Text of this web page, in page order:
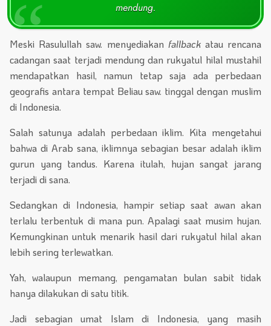
mendung.
Meski Rasulullah saw. menyediakan fallbackatau rencana
cadangan saat terjadi mendung dan rukyatul hilal mustahil
mendapatkan hasil, namun tetap saja ada perbedaan
geografis antara tempat Beliau saw. tinggal dengan muslim
di Indonesia.
Salah satunya adalah perbedaan iklim. Kita mengetahui
bahwa di Arab sana, iklimnya sebagian besar adalah iklim
gurun yang tandus. Karena itulah, hujan sangat jarang
terjadi di sana.
Sedangkan di Indonesia, hampir setiap saat awan akan
terlalu terbentuk di mana pun. Apalagi saat musim hujan.
Kemungkinan untuk menarik hasil dari rukyatul hilal akan
lebih sering terlewatkan.
Yah, walaupun memang, pengamatan bulan sabit tidak
hanya dilakukan di satu titik.
Jadi sebagian umat Islam di Indonesia, yang masih